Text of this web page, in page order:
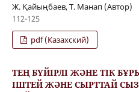
Ж. Қайыңбаев, Т. Манап (Автор)
112-125
pdf (Казахский)
ТЕҢ БҮЙІРЛІ ЖӘНЕ ТІК
ІШТЕЙ ЖӘНЕ СЫРТТАЙ